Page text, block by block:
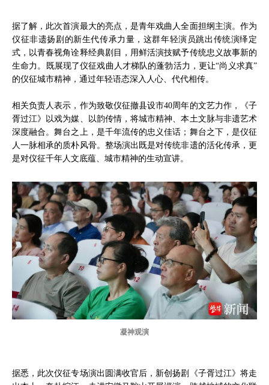
据了解，此次首演最大的亮点，是青年戏曲人全面担纲主演。作为
仪征非遗扬剧的新生代传承力量，这群年轻演员跳出传统演绎定
式，以青春视角诠释经典剧目，用鲜活演技赋予传统忠义故事新的
生命力。既展现了仪征戏曲人才梯队的蓬勃活力，更让“尚义求真”
的仪征城市精神，通过年轻语态深入人心、代代相传。
相关负责人表示，作为致敬仪征撤县设市40周年的文艺力作，《子
胥过江》以戏为媒、以韵传情，将城市精神、本土文脉与非遗艺术
深度融合。舞台之上，是千年流传的忠义佳话；舞台之下，是仪征
人一脉相承的质朴风骨。整场演出既是对传统非遗的活化传承，更
是对仪征千年人文底蕴、城市精神的生动宣讲。
凝神观演
据悉，此次仪征专场演出圆满收官后，新创扬剧《子胥过江》将走